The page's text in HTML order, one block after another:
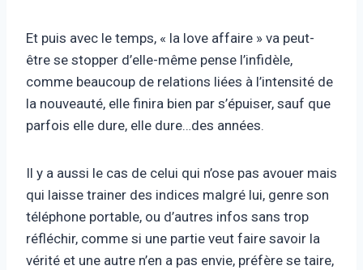
Et puis avec le temps, « la love affaire » va peut-
être se stopper d’elle-même pense l’infidèle,
comme beaucoup de relations liées à l’intensité de
la nouveauté, elle finira bien par s’épuiser, sauf que
parfois elle dure, elle dure…des années.
Il y a aussi le cas de celui qui n’ose pas avouer mais
qui laisse trainer des indices malgré lui, genre son
téléphone portable, ou d’autres infos sans trop
réfléchir, comme si une partie veut faire savoir la
vérité et une autre n’en a pas envie, préfère se taire,